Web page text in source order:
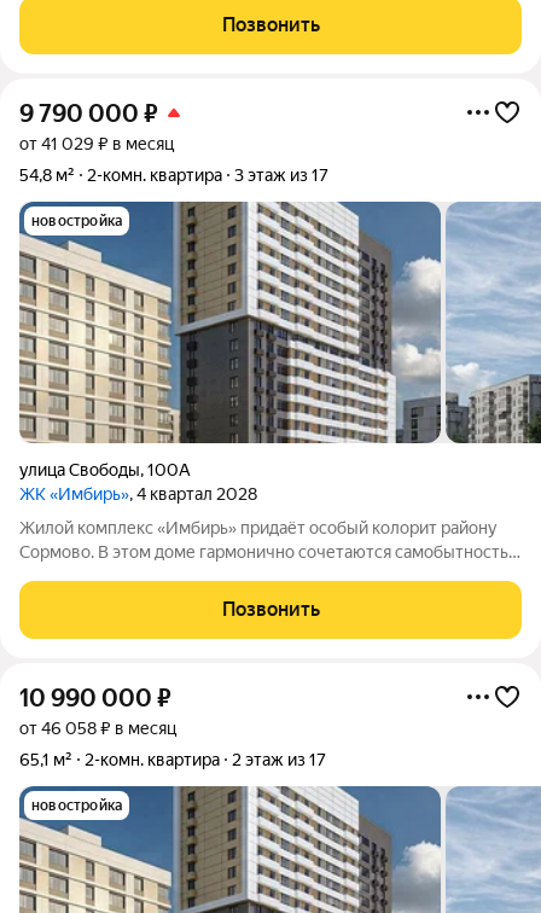
необходимое находится поблизости: общественный
транспорт, магазины, образовательные учреждения
Позвонить
9 790 000 ₽
от 41 029 ₽ в месяц
54,8 м²
2-комн. квартира 3 этаж из 17
новостройка
улица Свободы,100А
ЖК «Имбирь», 4 квартал 2028
Жилой комплекс «Имбирь» придаёт особый колорит району
Сормово. В этом доме гармонично сочетаются самобытность
стандарты комфорта. Всё необходимое находится в шаговой
доступности: транспортные
Позвонить
10 990 000 ₽
от 46 058 ₽ в месяц
65,1 м²
2-комн. квартира 2 этаж из 17
новостройка